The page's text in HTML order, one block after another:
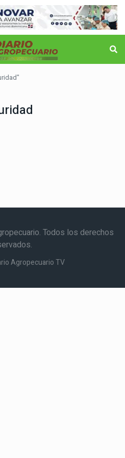
Todos los derechos
Agropecuario TV